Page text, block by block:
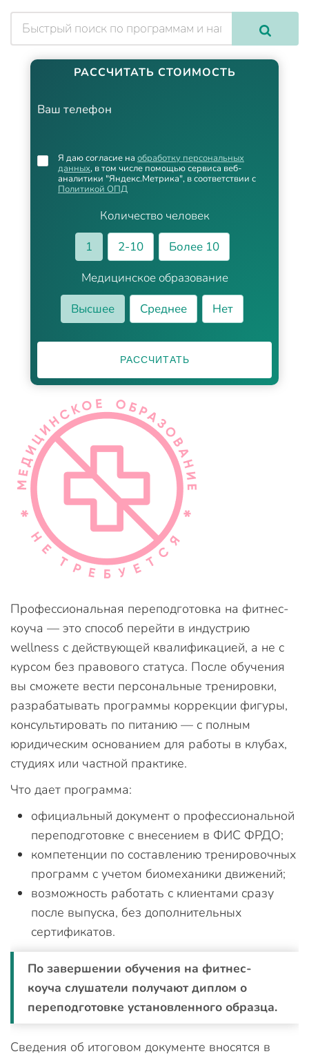
РАССЧИТАТЬ СТОИМОСТЬ
Ваш телефон
Количество человек
1
2-10
Более 10
Медицинское образование
Высшее
Среднее Нет
Я даю согласие на обработку персональных
данных, в том числе помощью сервиса веб-
аналитики "Яндекс.Метрика", в соответствии с
Политикой ОПД
РАССЧИТАТЬ
Профессиональная переподготовка на фитнес-
коуча — это способ перейти в индустрию
wellness с действующей квалификацией, а не с
курсом без правового статуса. После обучения
вы сможете вести персональные тренировки,
разрабатывать программы коррекции фигуры,
консультировать по питанию — с полным
юридическим основанием для работы в клубах,
студиях или частной практике.
Что дает программа:
официальный документ о профессиональной
переподготовке с внесением в ФИС ФРДО;
компетенции по составлению тренировочных
программ с учетом биомеханики движений;
возможность работать с клиентами сразу
после выпуска, без дополнительных
сертификатов.
По завершении обучения на фитнес-
коуча слушатели получают диплом о
переподготовке установленного образца.
Сведения об итоговом документе вносятся в